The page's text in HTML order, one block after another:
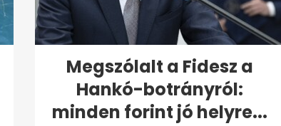
Megszólalt a Fidesz a
Hankó-botrányról:
minden forint jó helyre...